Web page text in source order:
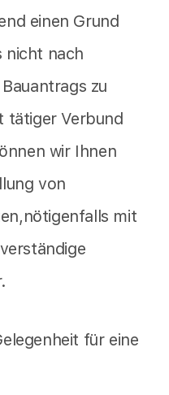
einen Grund
nicht nach
zu
tätiger Verbund
wir Ihnen
von
mit
für eine